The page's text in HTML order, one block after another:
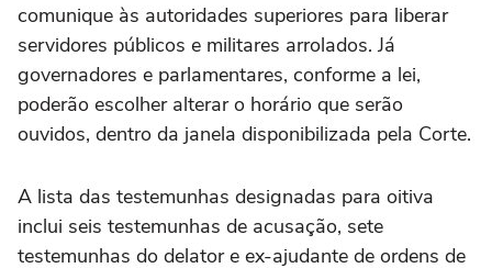
comunique às autoridades superiores para liberar
servidores públicos e militares arrolados. Já
governadores e parlamentares, conforme a lei,
poderão escolher alterar o horário que serão
ouvidos, dentro da janela disponibilizada pela Corte.
A lista das testemunhas designadas para oitiva
inclui seis testemunhas de acusação, sete
testemunhas do delator e ex-ajudante de ordens de